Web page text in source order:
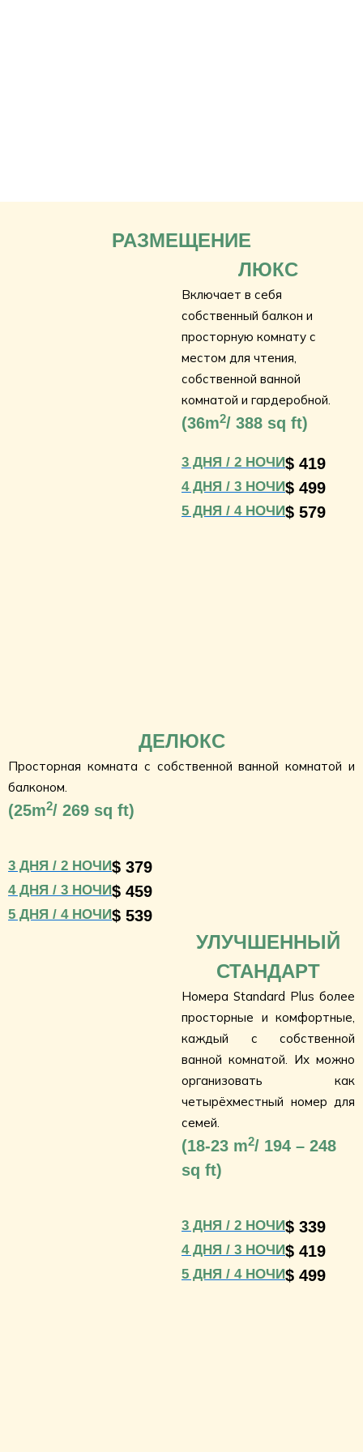
РАЗМЕЩЕНИЕ
ЛЮКС
Включает в себя
собственный балкон и
просторную комнату с
местом для чтения,
собственной ванной
комнатой и гардеробной.
(36m2/ 388 sq ft)
3 ДНЯ / 2 НОЧИ$ 419
4 ДНЯ / 3 НОЧИ$ 499
5 ДНЯ / 4 НОЧИ$ 579
ДЕЛЮКС
Просторная комната с собственной ванной комнатой и
балконом.
(25m2/ 269 sq ft)
3 ДНЯ / 2 НОЧИ$ 379
4 ДНЯ / 3 НОЧИ$ 459
5 ДНЯ / 4 НОЧИ$ 539
УЛУЧШЕННЫЙ
СТАНДАРТ
Номера Standard Plus более
просторные и комфортные,
каждый с собственной
ванной комнатой. Их можно
организовать как
четырёхместный номер для
семей.
(18-23 m2/ 194 – 248
sq ft)
3 ДНЯ / 2 НОЧИ$ 339
4 ДНЯ / 3 НОЧИ$ 419
5 ДНЯ / 4 НОЧИ$ 499